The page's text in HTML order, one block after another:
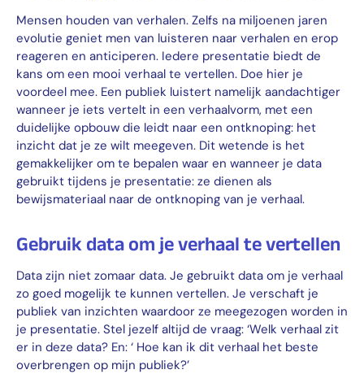
Mensen houden van verhalen. Zelfs na miljoenen jaren
evolutie geniet men van luisteren naar verhalen en erop
reageren en anticiperen. Iedere presentatie biedt de
kans om een mooi verhaal te vertellen. Doe hier je
voordeel mee. Een publiek luistert namelijk aandachtiger
wanneer je iets vertelt in een verhaalvorm, met een
duidelijke opbouw die leidt naar een ontknoping: het
inzicht dat je ze wilt meegeven. Dit wetende is het
gemakkelijker om te bepalen waar en wanneer je data
gebruikt tijdens je presentatie: ze dienen als
bewijsmateriaal naar de ontknoping van je verhaal.
Gebruik data om je verhaal te vertellen
Data zijn niet zomaar data. Je gebruikt data om je verhaal
zo goed mogelijk te kunnen vertellen. Je verschaft je
publiek van inzichten waardoor ze meegezogen worden in
je presentatie. Stel jezelf altijd de vraag: ‘Welk verhaal zit
er in deze data? En: ‘ Hoe kan ik dit verhaal het beste
overbrengen op mijn publiek?’